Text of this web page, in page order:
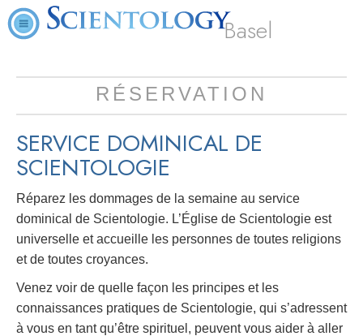
Basel
RÉSERVATION
SERVICE DOMINICAL DE
SCIENTOLOGIE
Réparez les dommages de la semaine au service
dominical de Scientologie. L’Église de Scientologie est
universelle et accueille les personnes de toutes religions
et de toutes croyances.
Venez voir de quelle façon les principes et les
connaissances pratiques de Scientologie, qui s’adressent
à vous en tant qu’être spirituel, peuvent vous aider à aller